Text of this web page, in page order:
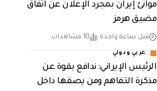
موانئ إيران بمجرد الإعلان عن اتفاق
مضيق هرمز
قبل ساعة واحدة 10 مشاهدات
عربي ودولي
الرئيس الإيراني: ندافع بقوة عن
مذكرة التفاهم ومن يصفها داخل